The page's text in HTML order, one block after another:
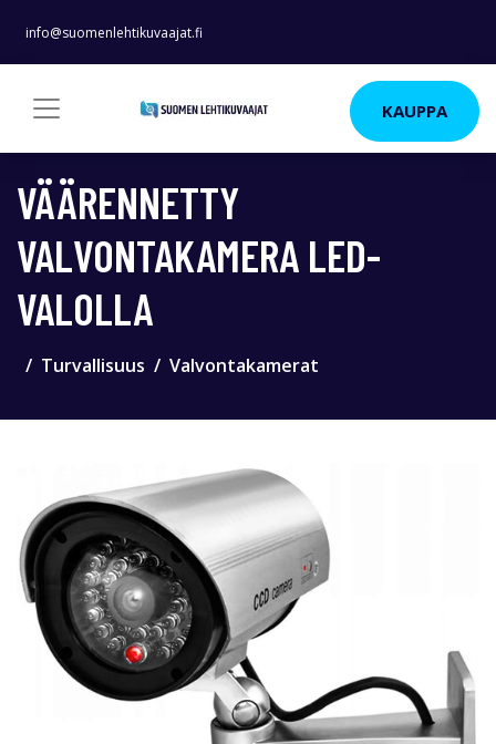
info@suomenlehtikuvaajat.fi
KAUPPA
VÄÄRENNETTY
VALVONTAKAMERA LED-
VALOLLA
Turvallisuus Valvontakamerat